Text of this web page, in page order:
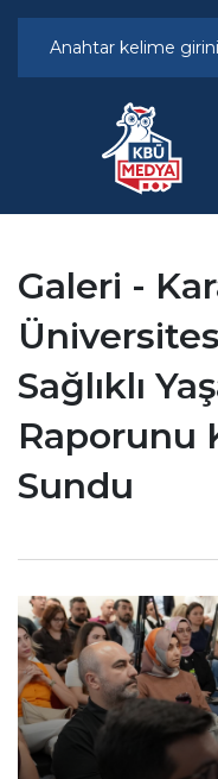
Galeri -
Sağlıklı
Raporunu
Sundu